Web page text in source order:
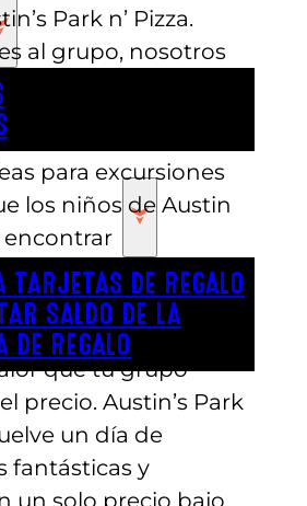
REGALO
TARJETAS DE REGALO
SALDO DE LA
DE REGALO
ENGLISH
Park n’ Pizza.
al grupo, nosotros
clave al
para excursiones
los niños de Austin
encontrar
a un gran precio.
a Austin’s Park
lugares es el
que tu grupo
precio. Austin’s Park
un día de
fantásticas y
un solo precio bajo